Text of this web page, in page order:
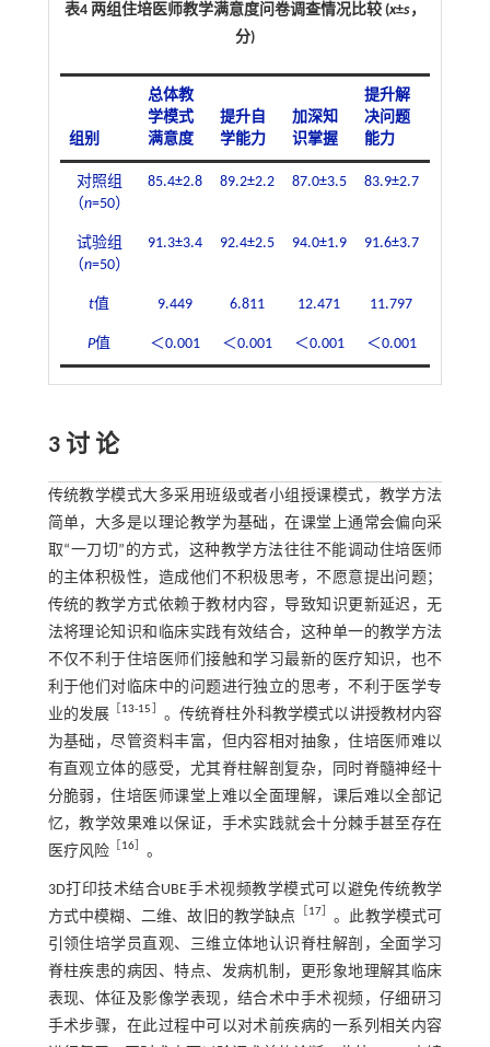
表4 两组住培医师教学满意度问卷调查情况比较 (x±s，
分)
组别
总体教
学模式
满意度
提升自
学能力
加深知
识掌握
提升解
决问题
能力
对照组
（n=50）
85.4±2.8 89.2±2.2 87.0±3.5 83.9±2.7
试验组
（n=50）
91.3±3.4 92.4±2.5 94.0±1.9 91.6±3.7
t值 9.449 6.811 12.471 11.797
P值 ＜0.001 ＜0.001 ＜0.001 ＜0.001
3 讨 论
传统教学模式大多采用班级或者小组授课模式，教学方法
简单，大多是以理论教学为基础，在课堂上通常会偏向采
取“一刀切”的方式，这种教学方法往往不能调动住培医师
的主体积极性，造成他们不积极思考，不愿意提出问题；
传统的教学方式依赖于教材内容，导致知识更新延迟，无
法将理论知识和临床实践有效结合，这种单一的教学方法
不仅不利于住培医师们接触和学习最新的医疗知识，也不
利于他们对临床中的问题进行独立的思考，不利于医学专
业的发展 ［13-15］ 。传统脊柱外科教学模式以讲授教材内容
为基础，尽管资料丰富，但内容相对抽象，住培医师难以
有直观立体的感受，尤其脊柱解剖复杂，同时脊髓神经十
分脆弱，住培医师课堂上难以全面理解，课后难以全部记
忆，教学效果难以保证，手术实践就会十分棘手甚至存在
医疗风险［16］ 。
3D打印技术结合UBE手术视频教学模式可以避免传统教学
方式中模糊、二维、故旧的教学缺点
［17］ 。此教学模式可
引领住培学员直观、三维立体地认识脊柱解剖，全面学习
脊柱疾患的病因、特点、发病机制，更形象地理解其临床
表现、体征及影像学表现，结合术中手术视频，仔细研习
手术步骤，在此过程中可以对术前疾病的一系列相关内容